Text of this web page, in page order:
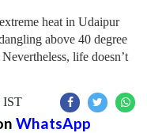
heat in Udaipur
above 40 degree
life doesn’t
IST
WhatsApp